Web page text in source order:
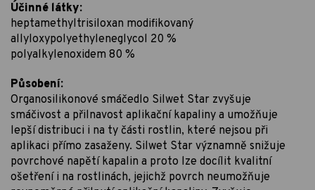
Účinné látky:
heptamethyltri­siloxan modifikovaný
allyloxypolyet­hyleneglycol 20 %
polyalkylenoxidem 80 %
Působení:
Organosilikonové smáčedlo Silwet Star zvyšuje
smáčivost a přilnavost aplikační kapaliny a umožňuje
lepší distribuci i na ty části rostlin, které nejsou při
aplikaci přímo zasaženy. Silwet Star významně snižuje
povrchové napětí kapalin a proto lze docílit kvalitní
ošetření i na rostlinách, jejichž povrch neumožňuje